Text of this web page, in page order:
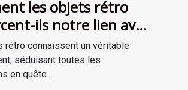
les objets rétro
ils notre lien avec
rétro connaissent un véritable
séduisant toutes les
en quête...